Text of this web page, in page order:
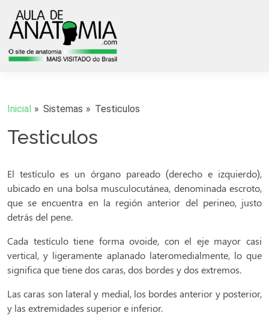
Inicial Sistemas Testiculos
Testiculos
El testículo es un órgano pareado (derecho e izquierdo),
ubicado en una bolsa musculocutánea, denominada escroto,
que se encuentra en la región anterior del perineo, justo
detrás del pene.
Cada testículo tiene forma ovoide, con el eje mayor casi
vertical, y ligeramente aplanado lateromedialmente, lo que
significa que tiene dos caras, dos bordes y dos extremos.
Las caras son lateral y medial, los bordes anterior y posterior,
y las extremidades superior e inferior.